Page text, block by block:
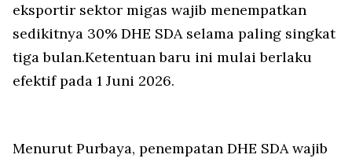
eksportir sektor migas wajib menempatkan
sedikitnya 30% DHE SDA selama paling singkat
tiga bulan.Ketentuan baru ini mulai berlaku
efektif pada 1 Juni 2026.
Menurut Purbaya, penempatan DHE SDA wajib